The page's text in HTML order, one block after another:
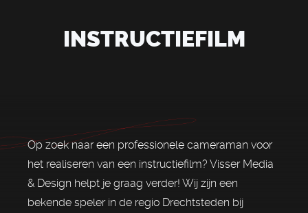
INSTRUCTIEFILM
Op zoek naar een professionele cameraman voor
het realiseren van een instructiefilm? Visser Media
& Design helpt je graag verder! Wij zijn een
bekende speler in de regio Drechtsteden bij